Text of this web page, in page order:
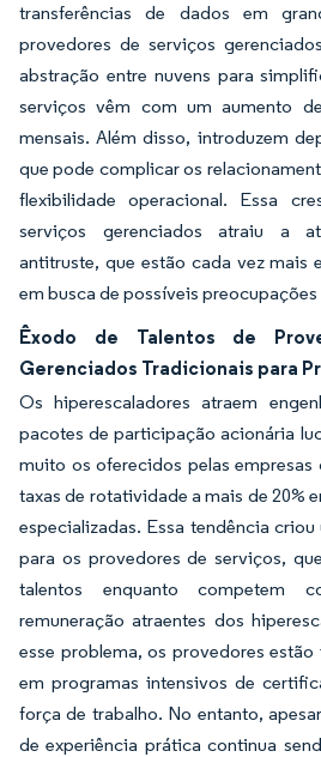
transferências de dados em
provedores de serviços
abstração entre nuvens para
serviços vêm com um aumento
mensais. Além disso, introduzem
que pode complicar os
flexibilidade operacional. Essa
serviços gerenciados atraiu a
antitruste, que estão cada vez mais
em busca de possíveis
Êxodo de Talentos de
Gerenciados Tradicionais para
Os hiperescaladores atraem
pacotes de participação acionária
muito os oferecidos pelas empresas
taxas de rotatividade a mais de 20%
especializadas. Essa tendência
para os provedores de serviços,
talentos enquanto competem
remuneração atraentes dos
esse problema, os provedores
em programas intensivos de
força de trabalho. No entanto,
de experiência prática continua